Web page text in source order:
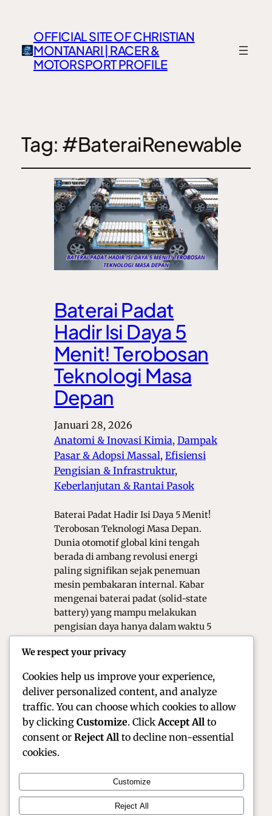
OFFICIAL SITE OF CHRISTIAN
MONTANARI | RACER &
MOTORSPORT PROFILE
Tag: #BateraiRenewable
Baterai Padat
Hadir Isi Daya 5
Menit! Terobosan
Teknologi Masa
Depan
Januari 28, 2026
Anatomi & Inovasi Kimia, Dampak
Pasar & Adopsi Massal, Efisiensi
Pengisian & Infrastruktur ,
Keberlanjutan & Rantai Pasok
Baterai Padat Hadir Isi Daya 5 Menit!
Terobosan Teknologi Masa Depan.
Dunia otomotif global kini tengah
berada di ambang revolusi energi
paling signifikan sejak penemuan
mesin pembakaran internal. Kabar
mengenai baterai padat (solid-state
battery) yang mampu melakukan
pengisian daya hanya dalam waktu 5
riset laboratorium menjadi kenyataan
Official Site of Christian Montanari | Racer &
We respect your privacy
Cookies help us improve your experience,
deliver personalized content, and analyze
traffic. You can choose which cookies to allow
by clicking Customize. Click Accept All to
consent or Reject All to decline non-essential
cookies.
Customize
Reject All